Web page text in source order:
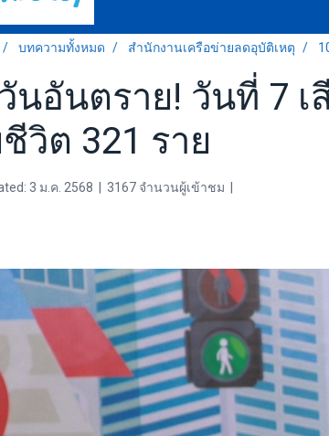
บทความทั้งหมด สำนักงานเครือข่ายลดอุบัติเหตุ
นอันตราย! วันที่ 7 เ
ชีวิต 321 ราย
3 ม.ค. 2568 3167 จำนวนผู้เข้าชม